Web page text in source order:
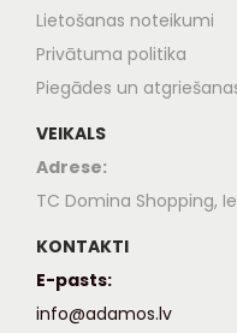
Lietošanas noteikumi
Privātuma politika
Piegādes un
VEIKALS
Adrese:
TC Domina Shopping,
KONTAKTI
E-pasts:
info@adamos.lv